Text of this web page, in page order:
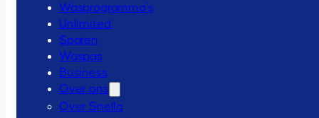
Wasprogramma’s
Unlimited
Sparen
Waspas
Business
Over ons
Over Snella